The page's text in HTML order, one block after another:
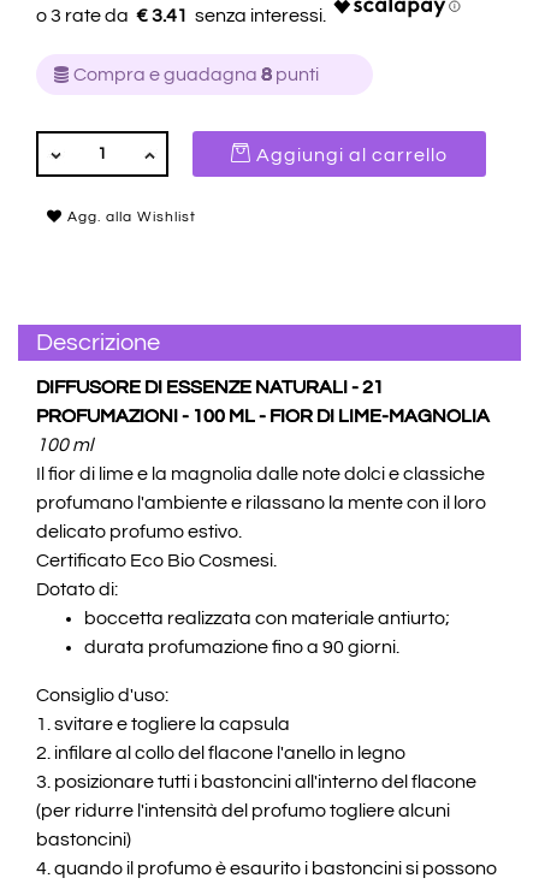
€ 3.41
Compra e guadagna 8 punti
QUANTITÀ
Aggiungi al carrello
Agg. alla Wishlist
Descrizione
DIFFUSORE DI ESSENZE NATURALI - 21
PROFUMAZIONI - 100 ML - FIOR DI LIME-MAGNOLIA
100 ml
Il fior di lime e la magnolia dalle note dolci e classiche
profumano l'ambiente e rilassano la mente con il loro
delicato profumo estivo.
Certificato Eco Bio Cosmesi.
Dotato di:
boccetta realizzata con materiale antiurto;
durata profumazione fino a 90 giorni.
Consiglio d'uso:
1. svitare e togliere la capsula
2. infilare al collo del flacone l'anello in legno
3. posizionare tutti i bastoncini all'interno del flacone
(per ridurre l'intensità del profumo togliere alcuni
bastoncini)
4. quando il profumo è esaurito i bastoncini si possono